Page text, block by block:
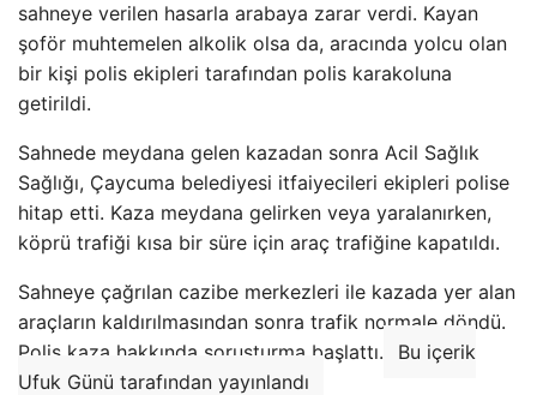
sahneye verilen hasarla arabaya zarar verdi. Kayan
şoför muhtemelen alkolik olsa da, aracında yolcu olan
bir kişi polis ekipleri tarafından polis karakoluna
getirildi.
Sahnede meydana gelen kazadan sonra Acil Sağlık
Sağlığı, Çaycuma belediyesi itfaiyecileri ekipleri polise
hitap etti. Kaza meydana gelirken veya yaralanırken,
köprü trafiği kısa bir süre için araç trafiğine kapatıldı.
Sahneye çağrılan cazibe merkezleri ile kazada yer alan
araçların kaldırılmasından sonra trafik normale döndü.
Polis kaza hakkında soruşturma başlattı.
Bu içerik
Ufuk Günü tarafından yayınlandı